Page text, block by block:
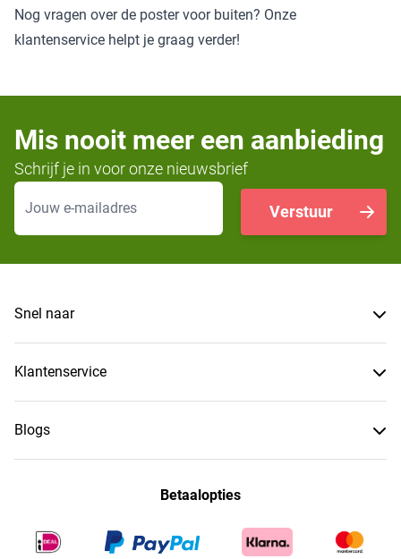
Nog vragen over de poster voor buiten? Onze
klantenservice helpt je graag verder!
Mis nooit meer een aanbieding
Schrijf je in voor onze nieuwsbrief
E-mailadres
Verstuur
Snel naar
Klantenservice
Blogs
Betaalopties